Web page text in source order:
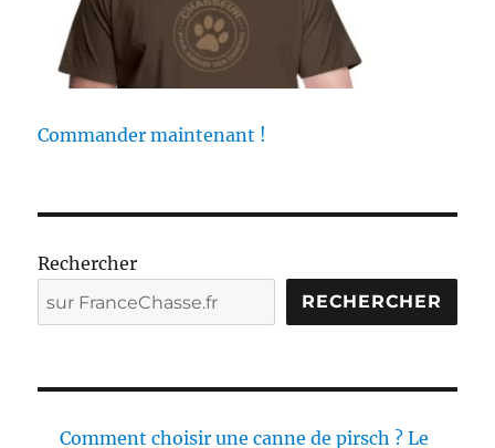
Commander maintenant !
Rechercher
RECHERCHER
Comment choisir une canne de pirsch ? Le